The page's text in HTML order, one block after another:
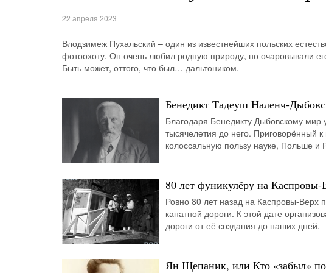
22 апреля 2023
Влодзимеж Пухальский – один из известнейших польских
фотоохоту. Он очень любил родную природу, но очаровывали
Быть может, оттого, что был… дальтоником.
Бенедикт Тадеуш Наленч-
Благодаря Бенедикту Дыбовскому мир
тысячелетия до него. Приговорённый
колоссальную пользу науке, Польше и
80 лет фуникулёру на Каспровы-
Ровно 80 лет назад на Каспровы-Верх
канатной дороги. К этой дате
дороги от её создания до наших дней.
Ян Щепаник, или Кто «забыл»